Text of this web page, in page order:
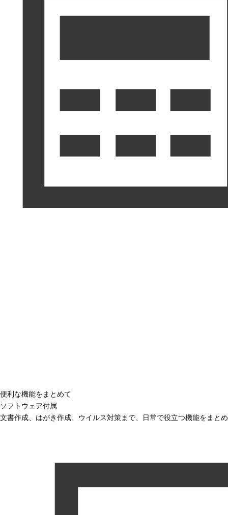
便利な機能をまとめて
ソフトウェア付属
文書作成、はがき作成、ウイルス対策まで、日常で役立つ機能をまと